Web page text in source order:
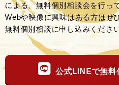
による、無料個別相談会を行っ
Webや映像に興味はある方はぜ
無料個別相談に申し込みください
公式LINEで無料